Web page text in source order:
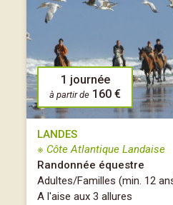
1 journée
à partir de 160 €
LANDES
※ Côte Atlantique Landaise
Randonnée équestre
Adultes/Familles (min. 12
A l'aise aux 3 allures